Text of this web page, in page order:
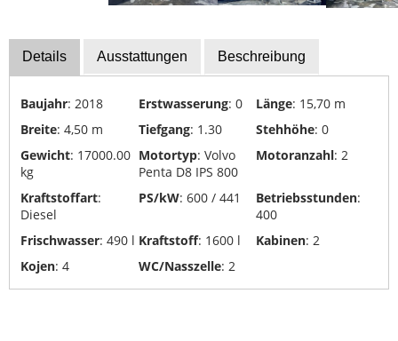
Yacht-
Recycling
-
Entsorgung
Yachttransporte
Yachtwerften
Details Ausstattungen Beschreibung
Baujahr: 2018 Erstwasserung: 0 Länge: 15,70 m
Breite: 4,50 m Tiefgang: 1.30 Stehhöhe: 0
Gewicht: 17000.00
kg
Motortyp: Volvo
Penta D8 IPS 800
Motoranzahl: 2
Kraftstoffart:
Diesel
PS/kW: 600 / 441 Betriebsstunden:
400
Frischwasser: 490 l Kraftstoff: 1600 l Kabinen: 2
Kojen: 4 WC/Nasszelle: 2